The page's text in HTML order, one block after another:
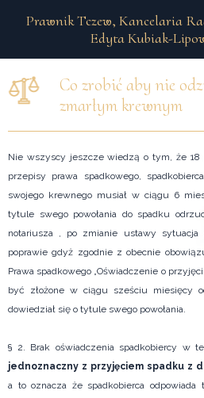
Prawnik Tczew, Kancelaria
Edyta Kubiak-
Co zrobić aby nie
zmarłym krewnym
Nie wszyscy jeszcze wiedzą o tym, że 18
przepisy prawa spadkowego,
swojego krewnego musiał w ciągu 6
tytule swego powołania do spadku
notariusza , po zmianie ustawy sytuacja
poprawie gdyż zgodnie z obecnie
Prawa spadkowego „Oświadczenie o
być złożone w ciągu sześciu miesięcy
dowiedział się o tytule swego powołania.
§ 2. Brak oświadczenia spadkobiercy w
jednoznaczny z przyjęciem spadku z
a to oznacza że spadkobierca